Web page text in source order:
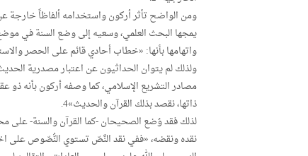
ومن الواضح تأثر أركون واستخدامه ألفاظاً خارجة
يمجها البحث العلمي، وسعيه إلى وضع السنة في
واتهامها بأنها: «خطاب أحادي قائم على الحصر
ولذلك لم يتوان الحداثيون عن اعتبار مصدرية
ذاتها، نقصد بذلك القرآن والحديث»4.
لذلك فقد وُضع الصحيحان -كما القرآن والسنة- على